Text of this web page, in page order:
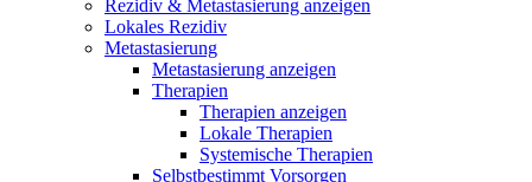
Rezidiv & Metastasierung anzeigen
Lokales Rezidiv
Metastasierung
Metastasierung anzeigen
Therapien
Therapien anzeigen
Lokale Therapien
Systemische Therapien
Selbstbestimmt Vorsorgen